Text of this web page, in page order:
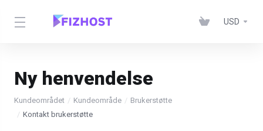
USD
Ny henvendelse
Kundeområdet Kundeområde
Brukerstøtte
Kontakt brukerstøtte